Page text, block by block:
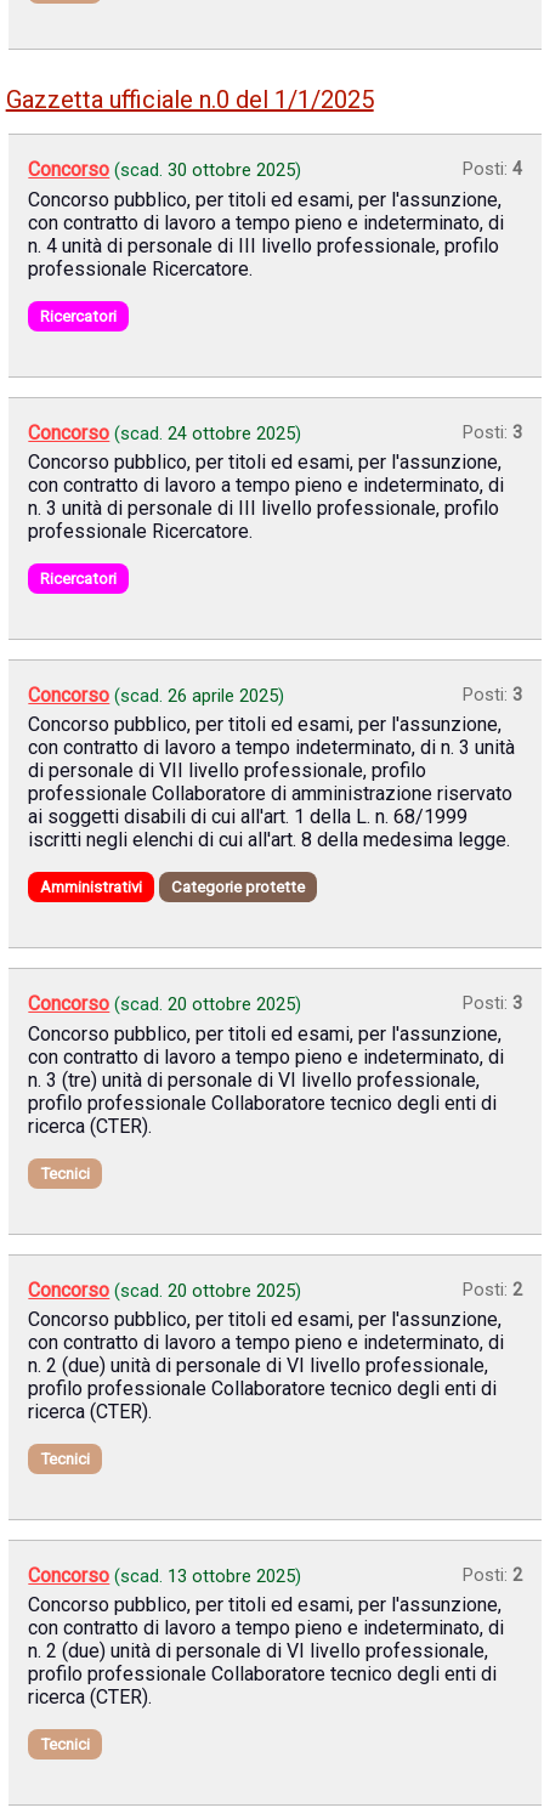
Gazzetta ufficiale n.0 del 1/1/2025
Concorso (scad.30 ottobre 2025) Posti: 4
Concorso pubblico, per titoli ed esami, per l'assunzione,
con contratto di lavoro a tempo pieno e indeterminato, di
n. 4 unità di personale di III livello professionale, profilo
professionale Ricercatore.
Ricercatori
Concorso (scad.24 ottobre 2025) Posti: 3
Concorso pubblico, per titoli ed esami, per l'assunzione,
con contratto di lavoro a tempo pieno e indeterminato, di
n. 3 unità di personale di III livello professionale, profilo
professionale Ricercatore.
Ricercatori
Concorso (scad.26 aprile 2025) Posti: 3
Concorso pubblico, per titoli ed esami, per l'assunzione,
con contratto di lavoro a tempo indeterminato, di n. 3 unità
di personale di VII livello professionale, profilo
professionale Collaboratore di amministrazione riservato
ai soggetti disabili di cui all'art. 1 della L. n. 68/1999
iscritti negli elenchi di cui all'art. 8 della medesima legge.
Amministrativi Categorie protette
Concorso (scad.20 ottobre 2025) Posti: 3
Concorso pubblico, per titoli ed esami, per l'assunzione,
con contratto di lavoro a tempo pieno e indeterminato, di
n. 3 (tre) unità di personale di VI livello professionale,
profilo professionale Collaboratore tecnico degli enti di
ricerca (CTER).
Tecnici
Concorso (scad.20 ottobre 2025) Posti: 2
Concorso pubblico, per titoli ed esami, per l'assunzione,
con contratto di lavoro a tempo pieno e indeterminato, di
n. 2 (due) unità di personale di VI livello professionale,
profilo professionale Collaboratore tecnico degli enti di
ricerca (CTER).
Tecnici
Concorso (scad. 13 ottobre 2025) Posti: 2
Concorso pubblico, per titoli ed esami, per l'assunzione,
con contratto di lavoro a tempo pieno e indeterminato, di
n. 2 (due) unità di personale di VI livello professionale,
profilo professionale Collaboratore tecnico degli enti di
ricerca (CTER).
Tecnici